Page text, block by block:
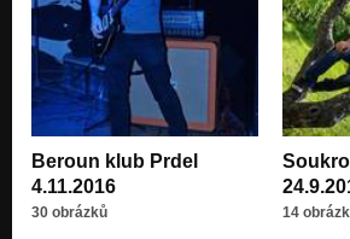
Beroun klub Prdel
4.11.2016
30 obrázků 14